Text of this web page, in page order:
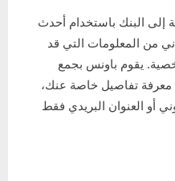
إلى البنك باستخدام أحدث
من المعلومات التي قد
يقوم باونس بجمع
معرفة تفاصيل خاصة عنك،
أو العنوان البريدي فقط